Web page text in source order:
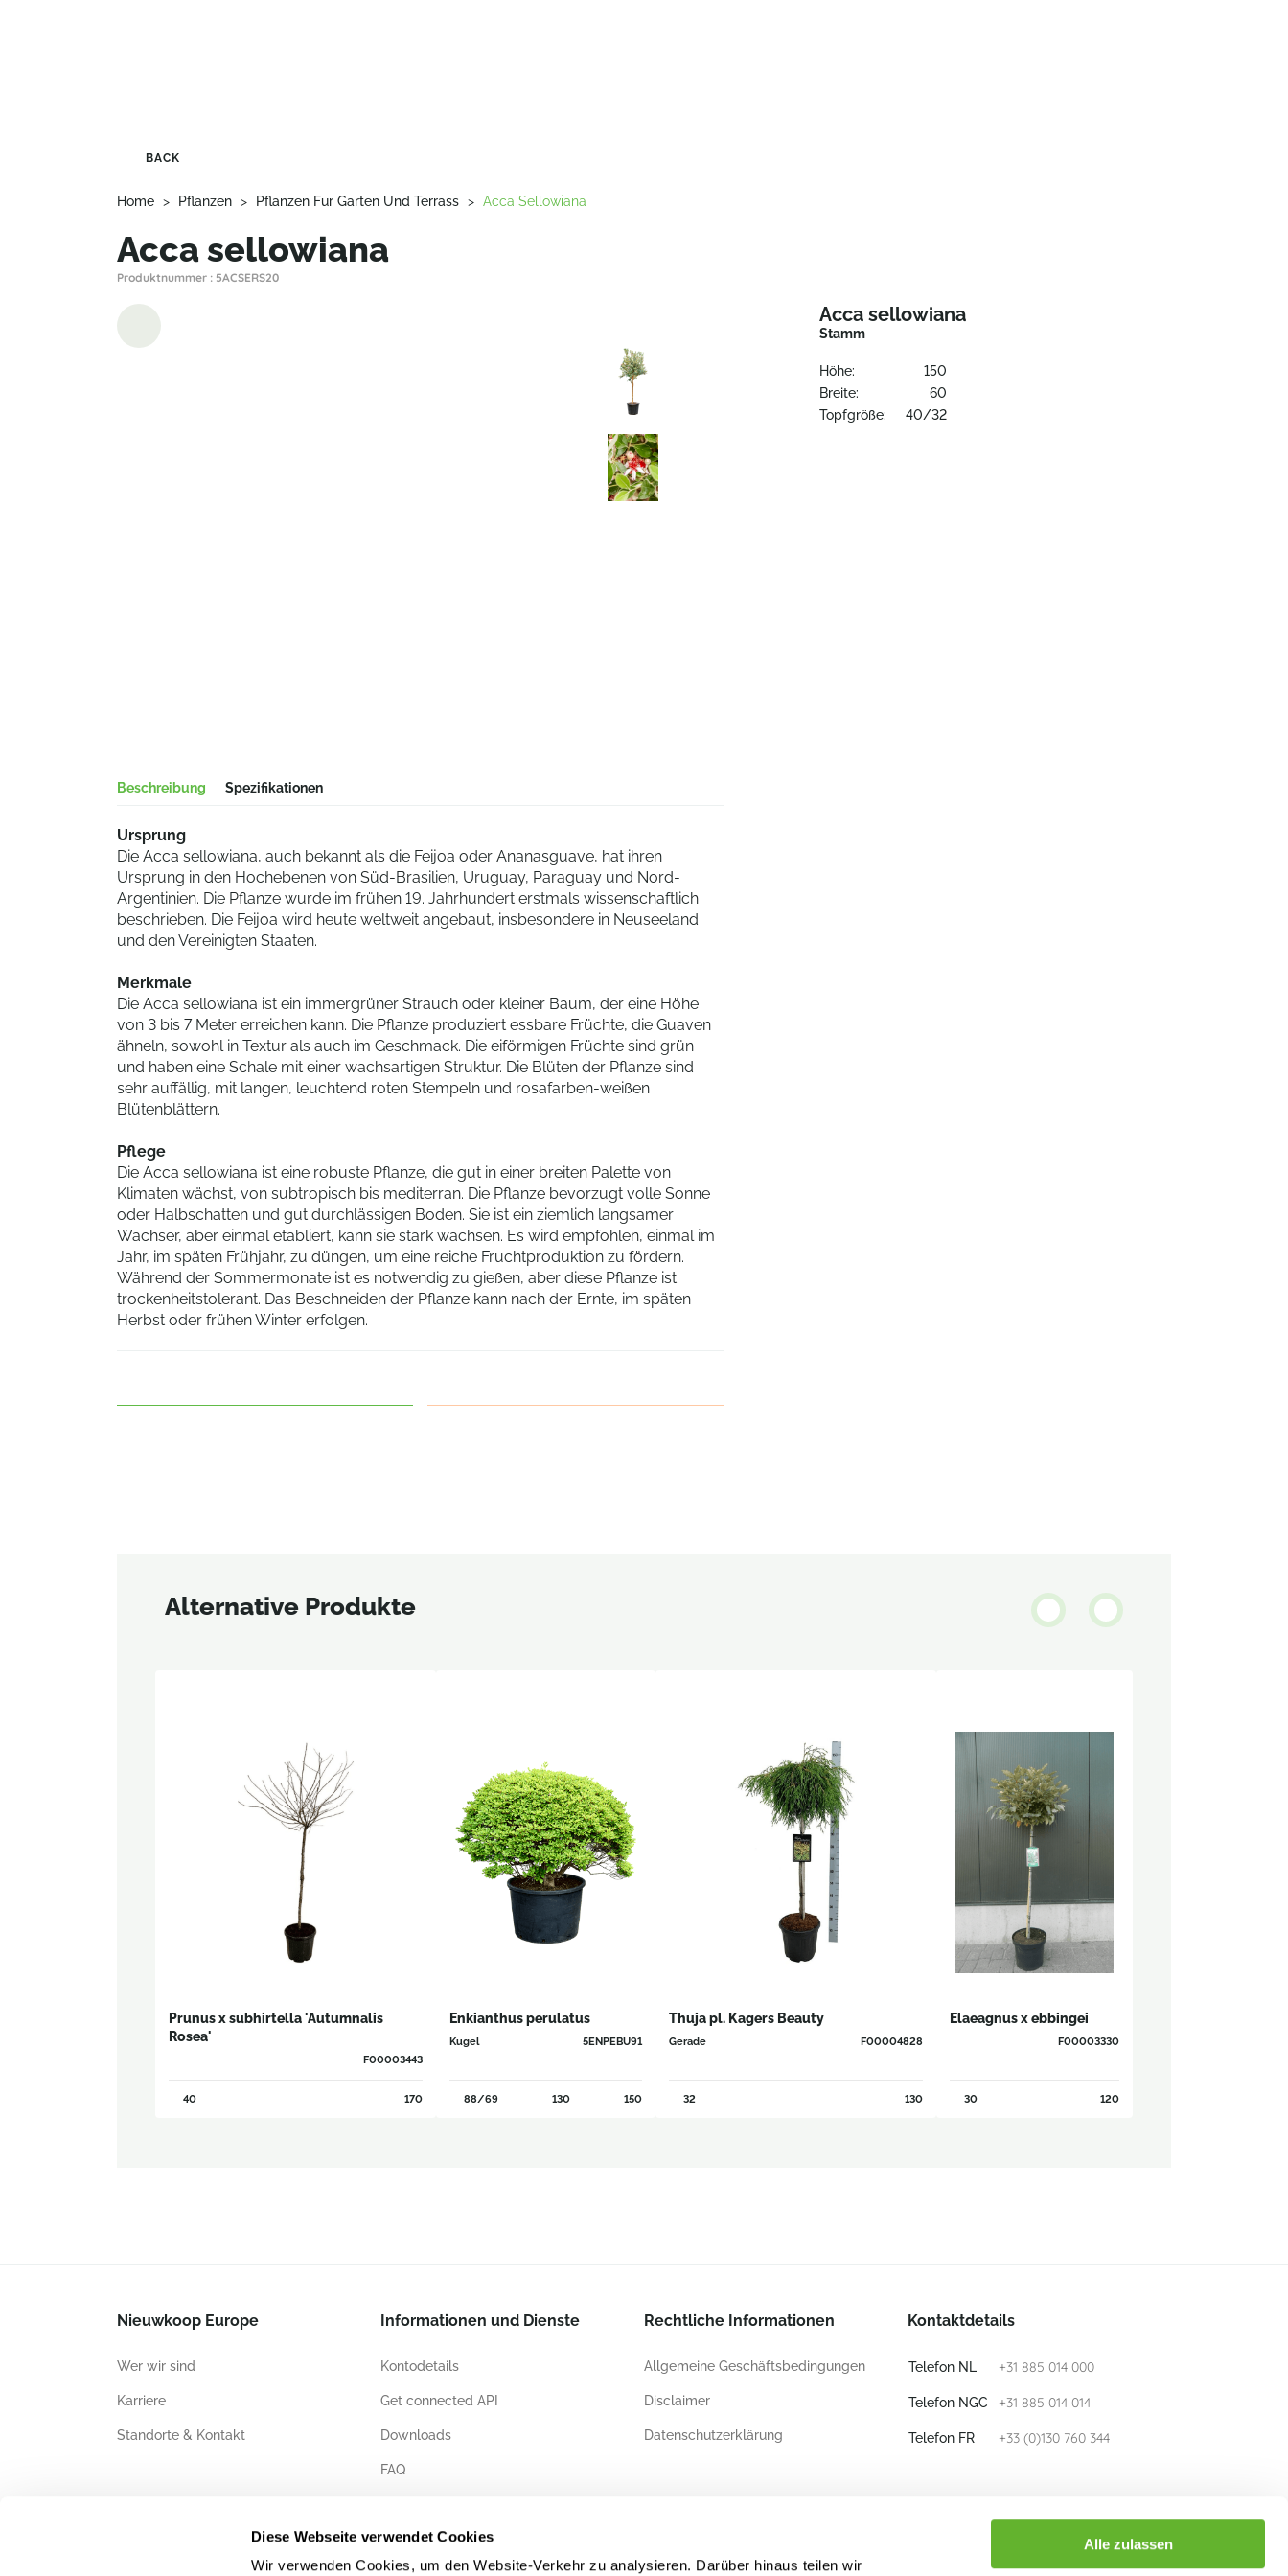
Diese Webseite verwendet Cookies
Wir verwenden Cookies, um den Website-Verkehr zu analysieren. Darüber hinaus teilen wir
Alle zulassen
BACK
Home > Pflanzen > Pflanzen Fur Garten Und Terrass > Acca Sellowiana
Acca sellowiana
Produktnummer : 5ACSERS20
Beschreibung Spezifikationen
Ursprung
Die Acca sellowiana, auch bekannt als die Feijoa oder Ananasguave, hat ihren
Ursprung in den Hochebenen von Süd-Brasilien, Uruguay, Paraguay und Nord-
Argentinien. Die Pflanze wurde im frühen 19. Jahrhundert erstmals wissenschaftlich
beschrieben. Die Feijoa wird heute weltweit angebaut, insbesondere in Neuseeland
und den Vereinigten Staaten.
Merkmale
Die Acca sellowiana ist ein immergrüner Strauch oder kleiner Baum, der eine Höhe
von 3 bis 7 Meter erreichen kann. Die Pflanze produziert essbare Früchte, die Guaven
ähneln, sowohl in Textur als auch im Geschmack. Die eiförmigen Früchte sind grün
und haben eine Schale mit einer wachsartigen Struktur. Die Blüten der Pflanze sind
sehr auffällig, mit langen, leuchtend roten Stempeln und rosafarben-weißen
Blütenblättern.
Pflege
Die Acca sellowiana ist eine robuste Pflanze, die gut in einer breiten Palette von
Klimaten wächst, von subtropisch bis mediterran. Die Pflanze bevorzugt volle Sonne
oder Halbschatten und gut durchlässigen Boden. Sie ist ein ziemlich langsamer
Wachser, aber einmal etabliert, kann sie stark wachsen. Es wird empfohlen, einmal im
Jahr, im späten Frühjahr, zu düngen, um eine reiche Fruchtproduktion zu fördern.
Während der Sommermonate ist es notwendig zu gießen, aber diese Pflanze ist
trockenheitstolerant. Das Beschneiden der Pflanze kann nach der Ernte, im späten
Herbst oder frühen Winter erfolgen.
Acca sellowiana
Stamm
Höhe:
150
Breite:
60
Topfgröße:
40/32
Alternative Produkte
Prunus x subhirtella 'Autumnalis
Rosea'
F00003443
40 170
Enkianthus perulatus
Kugel 5ENPEBU91
88/69 130 150
Thuja pl. Kagers Beauty
Gerade F00004828
32 130
Elaeagnus x ebbingei
F00003330
30 120
Nieuwkoop Europe
Wer wir sind
Karriere
Standorte & Kontakt
Informationen und Dienste
Kontodetails
Get connected API
Downloads
FAQ
Rechtliche Informationen
Allgemeine Geschäftsbedingungen
Disclaimer
Datenschutzerklärung
Kontaktdetails
Telefon NL +31 885 014 000
Telefon NGC +31 885 014 014
Telefon FR +33 (0)130 760 344
info@nieuwkoop-europe.com